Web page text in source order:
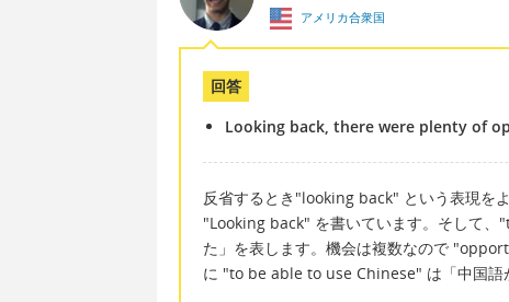
アメリカ合衆国
回答
Looking back, there were plenty of
反省するとき"looking back" という表現を
"Looking back" を書いています。そして
た」を表します。機会は複数なので
に "to be able to use Chinese" は「中国語